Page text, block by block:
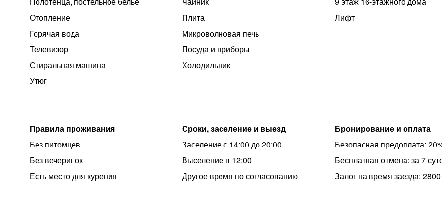
Отопление
Горячая вода
Телевизор
Стиральная машина
Утюг
Плита
Микроволновая печь
Посуда и приборы
Холодильник
Лифт
Правила проживания
Без питомцев
Без вечеринок
Есть место для курения
Сроки, заселение и выезд
Заселение с 14:00 до 20:00
Выселение в 12:00
Другое время по согласованию
Бронирование и оплата
Безопасная предоплата:
Бесплатная отмена: за 7
Залог на время заезда: